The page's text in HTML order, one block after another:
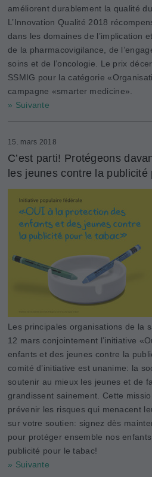
améliorent durablement la qualité
L’Innovation Qualité 2018
dans les domaines de l’implication
de la pharmacovigilance, de
soins et de l’oncologie. Le prix
SSMIG pour la catégorie
campagne «smarter medicine».
» Suivante
15. mars 2018
C’est parti! Protégeons
les jeunes contre la publicité
Les principales organisations de la
12 mars conjointement l’initiative
enfants et des jeunes contre la
comité d’initiative est unanime: la
soutenir au mieux les jeunes et de
grandissent sainement. Cette
prévenir les risques qui menacent
sur votre soutien: signez dès
pour protéger ensemble nos
publicité pour le tabac!
» Suivante